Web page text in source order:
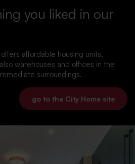
you liked in our
affordable housing units,
warehouses and offices in the
surroundings.
go to the City Home site